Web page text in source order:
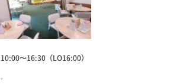
10:00～16:30（LO16:00）
-